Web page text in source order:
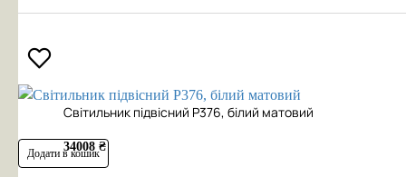
Cвітильник підвісний P376, білий матовий
34008 ₴
Додати в кошик